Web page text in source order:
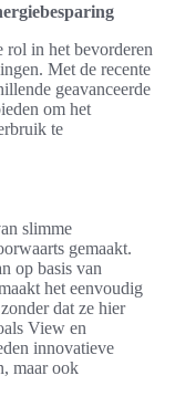
rol in het bevorderen
Met de recente
geavanceerde
om het
te
slimme
gemaakt.
op basis van
het eenvoudig
dat ze hier
View en
innovatieve
maar ook